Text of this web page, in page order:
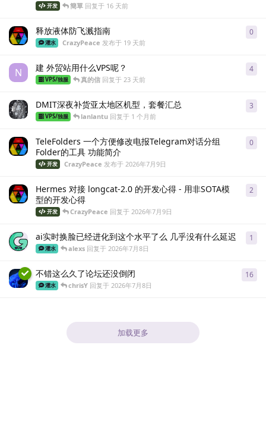
开发 簡單 回复于 16 天前
释放液体防飞溅指南
灌水 CrazyPeace 发布于 19 天前
0
N 建 外贸站用什么VPS呢？
VPS/独服 真的信 回复于23 天前
4
DMIT深夜补货亚太地区机型，套餐汇总
VPS/独服 lanlantu 回复于 1 个月前
3
TeleFolders 一个方便修改电报Telegram对话分组
Folder的工具 功能简介
开发 CrazyPeace 发布于2026年7月9日
0
Hermes 对接 longcat-2.0 的开发心得 - 用非SOTA模
型的开发心得
开发 CrazyPeace 回复于2026年7月9日
2
ai实时换脸已经进化到这个水平了么 几乎没有什么延迟
灌水 alexs 回复于2026年7月8日
1
不错这么久了论坛还没倒闭
灌水 chrisY 回复于2026年7月8日
16
加载更多